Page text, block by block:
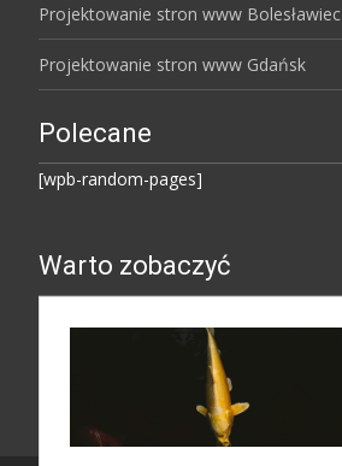
Projektowanie stron www Bolesławiec
Projektowanie stron www Gdańsk
Polecane
[wpb-random-pages]
Warto zobaczyć